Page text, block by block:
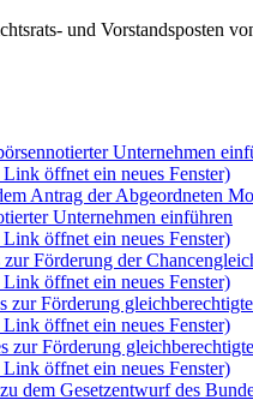
und Vorstandsposten
Unternehmen
öffnet ein neues Fenster)
Antrag der
Unternehmen einführen
öffnet ein neues Fenster)
Förderung der
öffnet ein neues Fenster)
zur Förderung
öffnet ein neues Fenster)
zur Förderung
öffnet ein neues Fenster)
dem Gesetzentwurf des